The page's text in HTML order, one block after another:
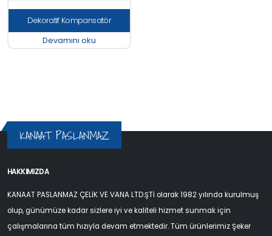
Dekoratif Kompansatör
Devamını oku
KANAAT PASLANMAZ
HAKKIMIZDA
KANAAT PASLANMAZ ÇELİK VE VANA LTD.ŞTİ olarak 1982 yılında kurulmuş
olup, günümüze kadar sizlere iyi ve kaliteli hizmet sunmak için
çalışmalarına tüm hızıyla devam etmektedir. Tüm ürünlerimiz Şeker